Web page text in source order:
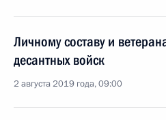
Личному составу и
десантных войск
2 августа 2019 года, 09:00